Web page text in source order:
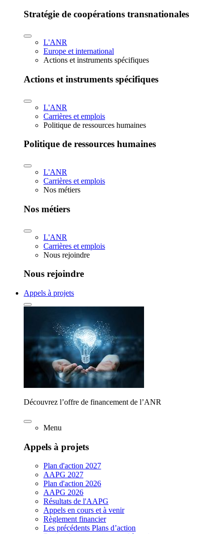
Stratégie de coopérations transnationales
L'ANR
Europe et international
Actions et instruments spécifiques
Actions et instruments spécifiques
L'ANR
Carrières et emplois
Politique de ressources humaines
Politique de ressources humaines
L'ANR
Carrières et emplois
Nos métiers
Nos métiers
L'ANR
Carrières et emplois
Nous rejoindre
Nous rejoindre
Appels à projets
Découvrez l’offre de financement de l’ANR
Menu
Appels à projets
Plan d'action 2027
AAPG 2027
Plan d'action 2026
AAPG 2026
Résultats de l'AAPG
Appels en cours et à venir
Règlement financier
Les précédents Plans d’action